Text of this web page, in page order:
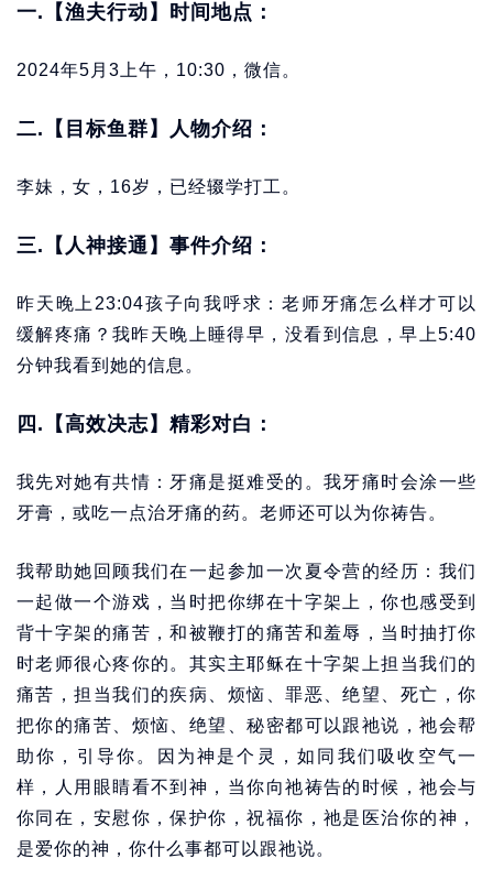
一.【渔夫行动】时间地点：
2024年5月3上午，10:30，微信。
二.【目标鱼群】人物介绍：
李妹，女，16岁，已经辍学打工。
三.【人神接通】事件介绍：
昨天晚上23:04孩子向我呼求：老师牙痛怎么样才可以
缓解疼痛？我昨天晚上睡得早，没看到信息，早上5:40
分钟我看到她的信息。
四.【高效决志】精彩对白：
我先对她有共情：牙痛是挺难受的。我牙痛时会涂一些
牙膏，或吃一点治牙痛的药。老师还可以为你祷告。
我帮助她回顾我们在一起参加一次夏令营的经历：我们
一起做一个游戏，当时把你绑在十字架上，你也感受到
背十字架的痛苦，和被鞭打的痛苦和羞辱，当时抽打你
时老师很心疼你的。其实主耶稣在十字架上担当我们的
痛苦，担当我们的疾病、烦恼、罪恶、绝望、死亡，你
把你的痛苦、烦恼、绝望、秘密都可以跟祂说，祂会帮
助你，引导你。因为神是个灵，如同我们吸收空气一
样，人用眼睛看不到神，当你向祂祷告的时候，祂会与
你同在，安慰你，保护你，祝福你，祂是医治你的神，
是爱你的神，你什么事都可以跟祂说。